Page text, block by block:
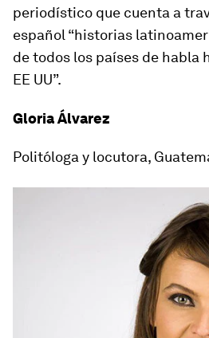
periodístico que cuenta a
español “historias
de todos los países de habla
EE UU”.
Gloria Álvarez
Politóloga y locutora,